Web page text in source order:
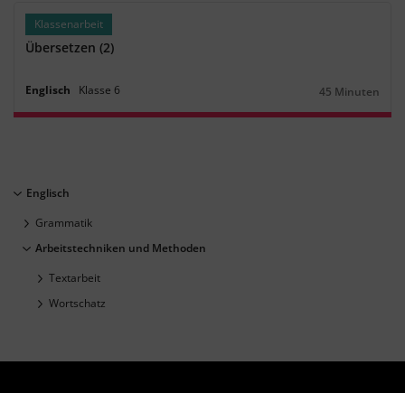
Klassenarbeit
Übersetzen (2)
Englisch Klasse 6
Dauer:
45 Minuten
Englisch
Grammatik
Arbeitstechniken und Methoden
Textarbeit
Wortschatz